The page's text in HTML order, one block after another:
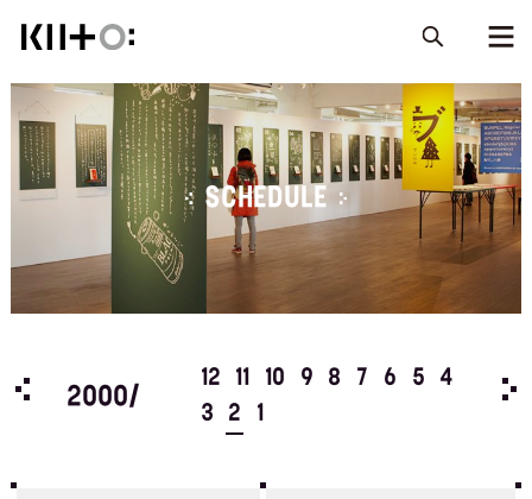
SCHEDULE
4
2000/
12 11 10 9 8 7 6 5
4
3
2 1